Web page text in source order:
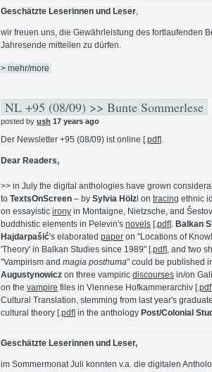
Geschätzte Leserinnen und Leser
wir freuen uns, die Gewährleistung des fortlaufenden
Jahresende mitteilen zu dürfen.
> mehr/more
NL +95 (08/09) >> Bunte Sommerlese
posted by ush 17 years ago
Der Newsletter +95 (08/09) ist online [.pdf].
Dear Readers,
>> in July the digital anthologies have grown
to TextsOnScreen – by Sylvia Hölz l on tracing ethnic
on essayistic irony in Montaigne, Nietzsche, and
buddhistic elements in Pelevin's novels [.pdf]. Balkan
Hajdarpašić's elaborated paper on "Locations of
'Theory' in Balkan Studies since 1989" [.pdf], and two
"Vampirism and magia posthuma" could be published
Augustynowicz on three vampiric discourses in/on
on the vampire files in Viennese Hofkammerarchiv [.pdf
Cultural Translation, stemming from last year's
cultural theory [.pdf] in the anthology Post/Colonial
Geschätzte Leserinnen und Leser,
im Sommermonat Juli konnten v.a. die digitalen